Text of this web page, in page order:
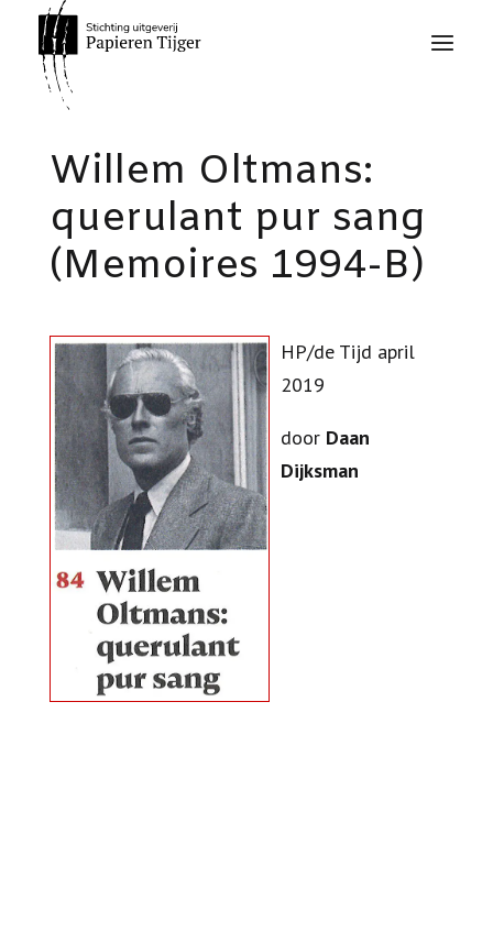
Willem Oltmans:
querulant pur sang
(Memoires 1994-B)
HP/de Tijd april
2019
door Daan
Dijksman